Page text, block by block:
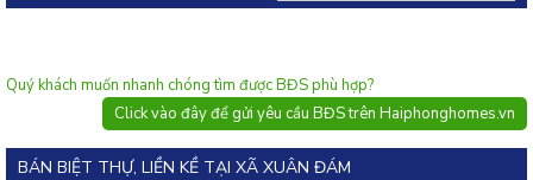
rao
Quý khách muốn nhanh chóng tìm được BĐS phù hợp?
Click vào đây để gửi yêu cầu BĐS trên Haiphonghomes.vn
BÁN BIỆT THỰ, LIỀN KỀ TẠI XÃ XUÂN ĐÁM